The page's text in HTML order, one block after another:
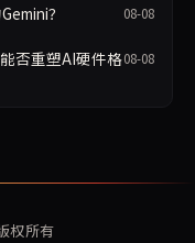
？ 08-08
否重塑AI硬件格08-08
权所有